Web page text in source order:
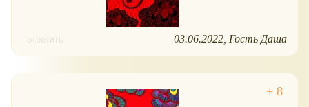
ответить 03.06.2022 Гость Даша